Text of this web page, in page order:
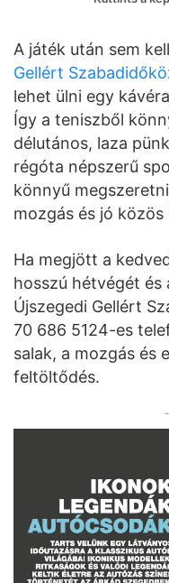
A játék után sem
Gellért
lehet ülni egy
Így a teniszből
délutános, laza
régóta népszerű
könnyű
mozgás és jó közös
Ha megjött a
hosszú hétvégét és
Újszegedi Gellért
70 686 5124-es
salak, a mozgás és
feltöltődés.